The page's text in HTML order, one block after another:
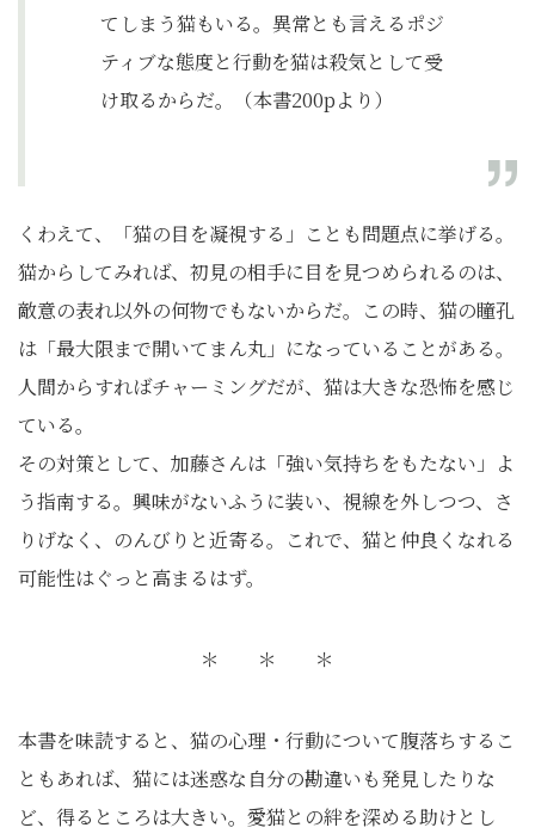
てしまう猫もいる。異常とも言えるポジ
ティブな態度と行動を猫は殺気として受
け取るからだ。（本書200pより）
くわえて、「猫の目を凝視する」ことも問題点に挙げる。
猫からしてみれば、初見の相手に目を見つめられるのは、
敵意の表れ以外の何物でもないからだ。この時、猫の瞳孔
は「最大限まで開いてまん丸」になっていることがある。
人間からすればチャーミングだが、猫は大きな恐怖を感じ
ている。
その対策として、加藤さんは「強い気持ちをもたない」よ
う指南する。興味がないふうに装い、視線を外しつつ、さ
りげなく、のんびりと近寄る。これで、猫と仲良くなれる
可能性はぐっと高まるはず。
＊ ＊ ＊
本書を味読すると、猫の心理・行動について腹落ちするこ
ともあれば、猫には迷惑な自分の勘違いも発見したりな
ど、得るところは大きい。愛猫との絆を深める助けとし